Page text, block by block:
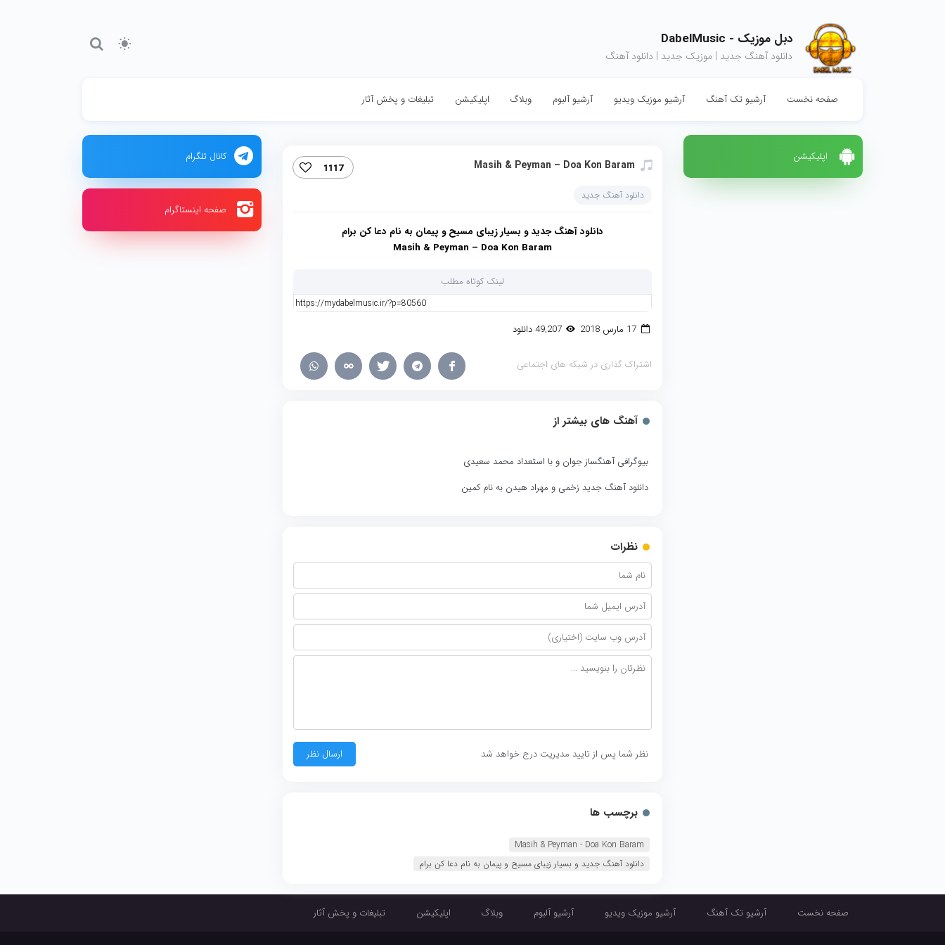
دبل موزیک - DabelMusic
دانلود آهنگ جدید | موزیک جدید | دانلود آهنگ
صفحه نخست آرشیو تک آهنگ آرشیو موزیک ویدیو آرشیو آلبوم وبلاگ اپلیکیشن تبلیغات و پخش آثار
اپلیکیشن
Masih & Peyman – Doa Kon Baram
1117
دانلود آهنگ جدید
دانلود آهنگ جدید و بسیار زیبای مسیح و پیمان به نام دعا کن برام
Masih & Peyman – Doa Kon Baram
لینک کوتاه مطلب
17 مارس 2018 49,207 دانلود
اشتراک گذاری در شبکه های اجتماعی
آهنگ های بیشتر از
بیوگرافی آهنگساز جوان و با استعداد محمد سعیدی
دانلود آهنگ جدید زخمی و مهراد هیدن به نام کمین
نظرات
نظر شما پس از تایید مدیریت درج خواهد شد
برچسب ها
Masih & Peyman - Doa Kon Baram
دانلود آهنگ جدید و بسیار زیبای مسیح و پیمان به نام دعا کن برام
کانال تلگرام
صفحه اینستاگرام
صفحه نخست آرشیو تک آهنگ آرشیو موزیک ویدیو آرشیو آلبوم وبلاگ اپلیکیشن تبلیغات و پخش آثار